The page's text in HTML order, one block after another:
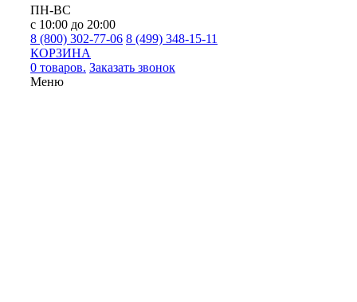
ПН-ВС
с 10:00 до 20:00
8 (800) 302-77-06 8 (499) 348-15-11
КОРЗИНА
0 товаров. Заказать звонок
Меню